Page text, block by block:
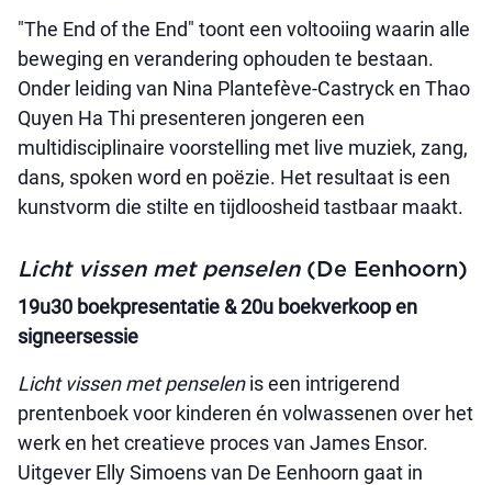
"The End of the End" toont een voltooiing waarin alle
beweging en verandering ophouden te bestaan.
Onder leiding van Nina Plantefève-Castryck en Thao
Quyen Ha Thi presenteren jongeren een
multidisciplinaire voorstelling met live muziek, zang,
dans, spoken word en poëzie. Het resultaat is een
kunstvorm die stilte en tijdloosheid tastbaar maakt.
Licht vissen met penselen(De Eenhoorn)
19u30 boekpresentatie & 20u boekverkoop en
signeersessie
Licht vissen met penselenis een intrigerend
prentenboek voor kinderen én volwassenen over het
werk en het creatieve proces van James Ensor.
Uitgever Elly Simoens van De Eenhoorn gaat in